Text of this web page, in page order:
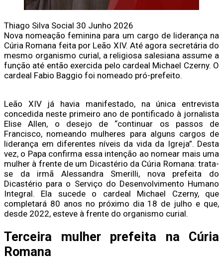
Thiago Silva Social 30 Junho 2026
Nova nomeação feminina para um cargo de liderança na
Cúria Romana feita por Leão XIV. Até agora secretária do
mesmo organismo curial, a religiosa salesiana assume a
função até então exercida pelo cardeal Michael Czerny. O
cardeal Fabio Baggio foi nomeado pró-prefeito.
Leão XIV já havia manifestado, na única entrevista
concedida neste primeiro ano de pontificado à jornalista
Elise Allen, o desejo de “continuar os passos de
Francisco, nomeando mulheres para alguns cargos de
liderança em diferentes níveis da vida da Igreja”. Desta
vez, o Papa confirma essa intenção ao nomear mais uma
mulher à frente de um Dicastério da Cúria Romana: trata-
se da irmã Alessandra Smerilli, nova prefeita do
Dicastério para o Serviço do Desenvolvimento Humano
Integral. Ela sucede o cardeal Michael Czerny, que
completará 80 anos no próximo dia 18 de julho e que,
desde 2022, esteve à frente do organismo curial.
Terceira mulher prefeita na Cúria
Romana